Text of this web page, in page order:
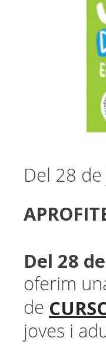
Del 28
Del 28
oferim
de
joves i